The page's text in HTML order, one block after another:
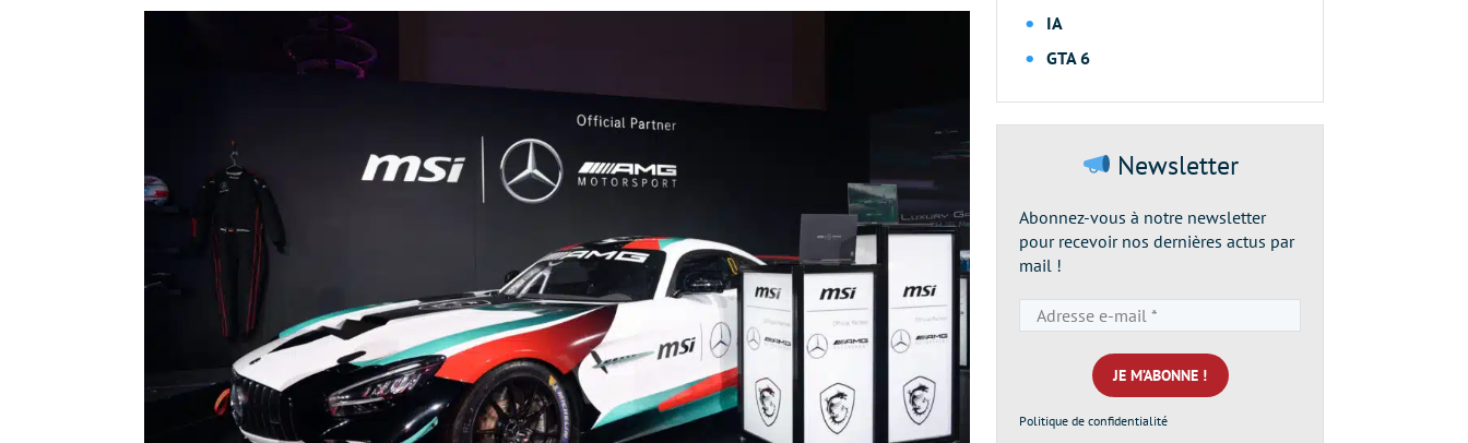
IA
GTA 6
Newsletter
Abonnez-vous à notre newsletter
pour recevoir nos dernières actus par
mail !
e-
mail
*
Politique de confidentialité